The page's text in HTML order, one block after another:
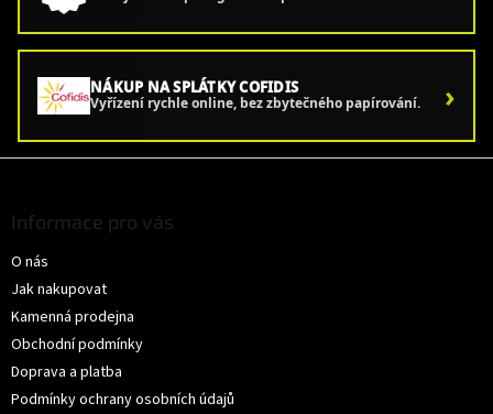
NÁKUP NA SPLÁTKY COFIDIS
Vyřízení rychle online, bez zbytečného papírování. ›
Informace pro vás
O nás
Jak nakupovat
Kamenná prodejna
Obchodní podmínky
Doprava a platba
Podmínky ochrany osobních údajů